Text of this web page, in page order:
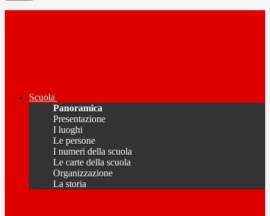
Scuola
Panoramica
Presentazione
I luoghi
Le persone
I numeri della scuola
Le carte della scuola
Organizzazione
La storia